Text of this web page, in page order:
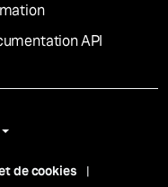
API
de cookies